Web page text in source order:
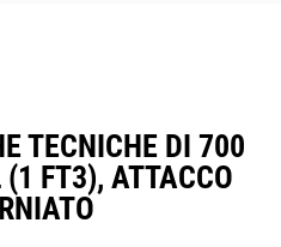
TECNICHE DI 700
FT3), ATTACCO